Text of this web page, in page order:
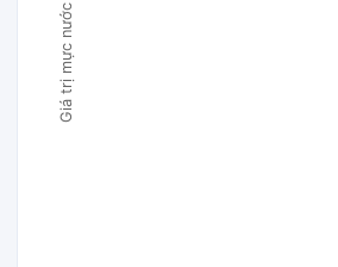
Giá trị mực nước